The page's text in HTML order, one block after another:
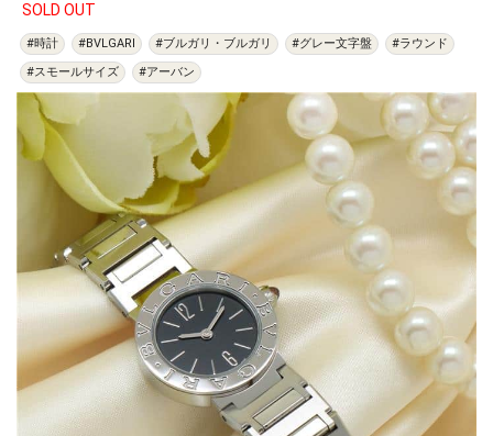
SOLD OUT
#時計 #BVLGARI #ブルガリ・ブルガリ #グレー文字盤
#ラウンド
#スモールサイズ
#アーバン